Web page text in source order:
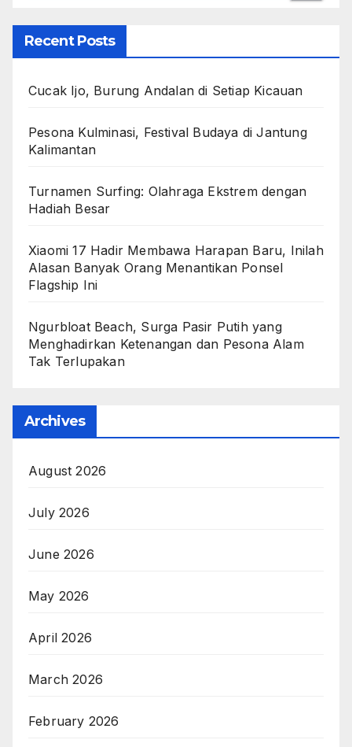
Recent Posts
Cucak Ijo, Burung Andalan di Setiap Kicauan
Pesona Kulminasi, Festival Budaya di Jantung
Kalimantan
Turnamen Surfing: Olahraga Ekstrem dengan
Hadiah Besar
Xiaomi 17 Hadir Membawa Harapan Baru, Inilah
Alasan Banyak Orang Menantikan Ponsel
Flagship Ini
Ngurbloat Beach, Surga Pasir Putih yang
Menghadirkan Ketenangan dan Pesona Alam
Tak Terlupakan
Archives
August 2026
July 2026
June 2026
May 2026
April 2026
March 2026
February 2026